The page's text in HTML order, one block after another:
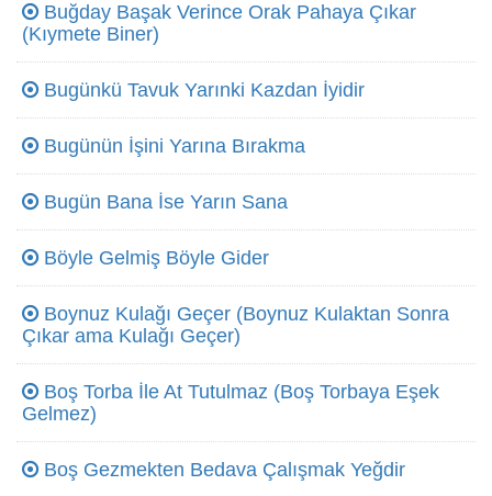
Buğday Başak Verince Orak Pahaya Çıkar
(Kıymete Biner)
Bugünkü Tavuk Yarınki Kazdan İyidir
Bugünün İşini Yarına Bırakma
Bugün Bana İse Yarın Sana
Böyle Gelmiş Böyle Gider
Boynuz Kulağı Geçer (Boynuz Kulaktan Sonra
Çıkar ama Kulağı Geçer)
Boş Torba İle At Tutulmaz (Boş Torbaya Eşek
Gelmez)
Boş Gezmekten Bedava Çalışmak Yeğdir